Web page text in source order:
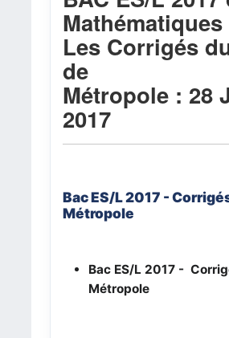
Mathématiques
Les Corrigés
de
Métropole : 28
2017
Bac ES/L 2017 -
Métropole
Bac ES/L 2017 -
Métropole